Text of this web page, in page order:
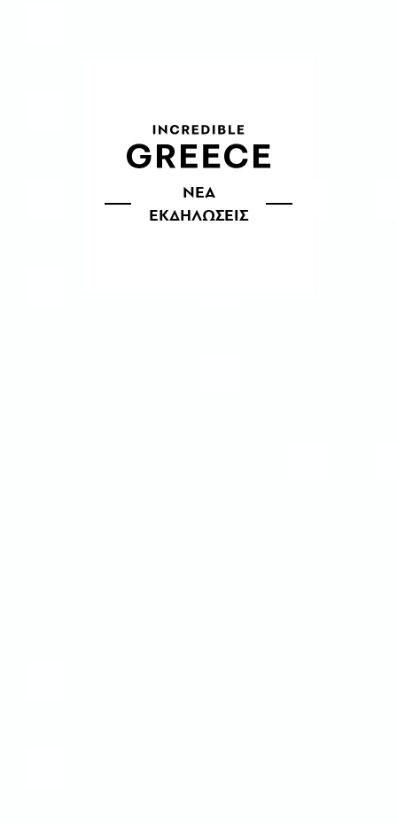
ΝΕΑ
ΕΚΔΗΛΩΣΕΙΣ